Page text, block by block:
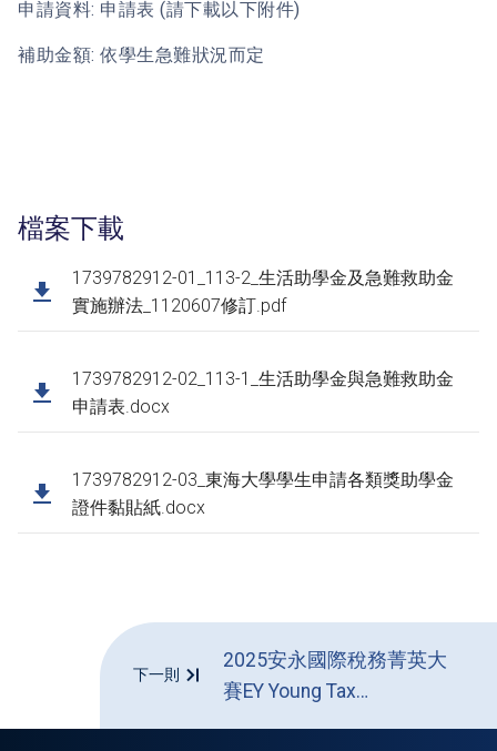
申請資料: 申請表 (請下載以下附件)
補助金額: 依學生急難狀況而定
檔案下載
1739782912-01_113-2_生活助學金及急難救助金
實施辦法_1120607修訂.pdf
1739782912-02_113-1_生活助學金與急難救助金
申請表.docx
1739782912-03_東海大學學生申請各類獎助學金
證件黏貼紙.docx
下一則
2025安永國際稅務菁英大
賽EY Young Tax